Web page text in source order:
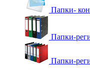
Папки-
Папки-
Папки-